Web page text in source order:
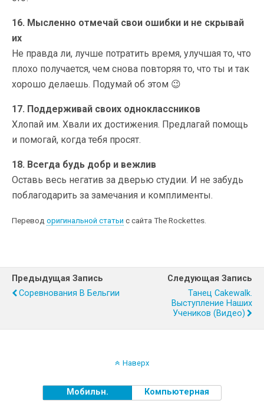
16. Мысленно отмечай свои ошибки и не скрывай
их
Не правда ли, лучше потратить время, улучшая то, что
плохо получается, чем снова повторяя то, что ты и так
хорошо делаешь. Подумай об этом 😉
17. Поддерживай своих одноклассников
Хлопай им. Хвали их достижения. Предлагай помощь
и помогай, когда тебя просят.
18. Всегда будь добр и вежлив
Оставь весь негатив за дверью студии. И не забудь
поблагодарить за замечания и комплименты.
Перевод оригинальной статьи с сайта The Rockettes.
Предыдущая Запись
Соревнования В Бельгии
Следующая Запись
Танец Cakewalk.
Выступление Наших
Учеников (видео)
Наверх
Мобильн. Компьютерная